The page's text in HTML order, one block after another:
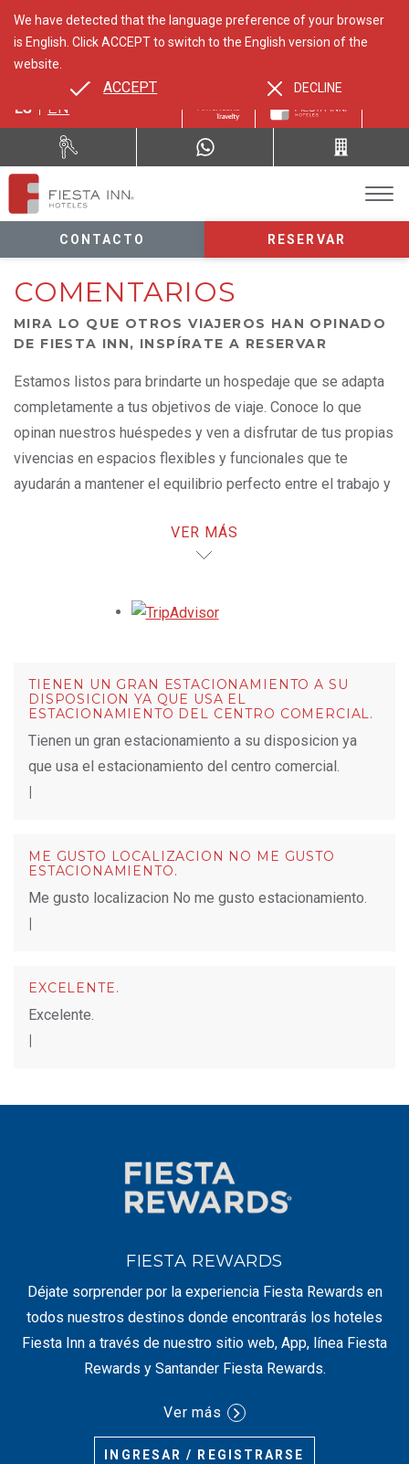
ES EN
CONTACTO RESERVAR
We have detected that the language preference of your browser
is English. Click ACCEPT to switch to the English version of the
website.
ACCEPT DECLINE
COMENTARIOS
MIRA LO QUE OTROS VIAJEROS HAN OPINADO
DE FIESTA INN, INSPÍRATE A RESERVAR
Estamos listos para brindarte un hospedaje que se adapta
completamente a tus objetivos de viaje. Conoce lo que
opinan nuestros huéspedes y ven a disfrutar de tus propias
vivencias en espacios flexibles y funcionales que te
ayudarán a mantener el equilibrio perfecto entre el trabajo y
VER MÁS
Opens in a new tab.
TIENEN UN GRAN ESTACIONAMIENTO A SU
DISPOSICION YA QUE USA EL
ESTACIONAMIENTO DEL CENTRO COMERCIAL.
Tienen un gran estacionamiento a su disposicion ya
que usa el estacionamiento del centro comercial.
|
ME GUSTO LOCALIZACION NO ME GUSTO
ESTACIONAMIENTO.
Me gusto localizacion No me gusto estacionamiento.
|
EXCELENTE.
Excelente.
|
FIESTA REWARDS
Déjate sorprender por la experiencia Fiesta Rewards en
todos nuestros destinos donde encontrarás los hoteles
Fiesta Inn a través de nuestro sitio web, App, línea Fiesta
Rewards y Santander Fiesta Rewards.
Ver más
INGRESAR / REGISTRARSE